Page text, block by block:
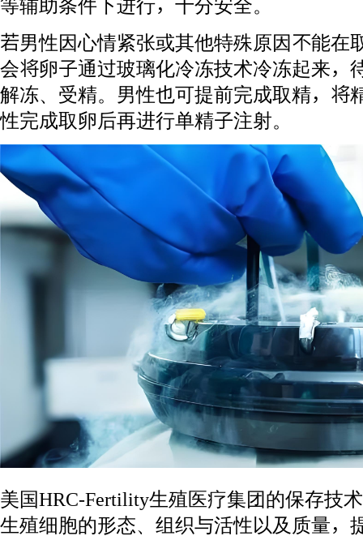
等辅助条件下进行，十分安全。
若男性因心情紧张或其他特殊原因不能在
会将卵子通过玻璃化冷冻技术冷冻起来，
解冻、受精。男性也可提前完成取精，将
性完成取卵后再进行单精子注射。
美国HRC-Fertility生殖医疗集团的保存技
生殖细胞的形态、组织与活性以及质量，